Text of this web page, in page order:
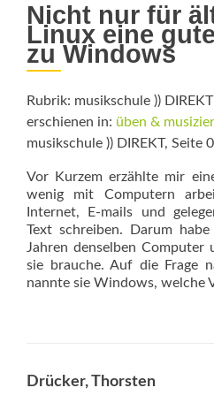
Nicht nur für
Linux eine
zu Windows
Rubrik: musikschule )) DIREKT
erschienen in: üben &
musikschule )) DIREKT, Seite
Vor Kurzem erzählte mir
wenig mit Computern
Internet, E-mails und
Text schreiben. Darum
Jahren denselben Computer
sie brauche. Auf die Frage
nannte sie Win­dows, welche
Drücker, Thorsten